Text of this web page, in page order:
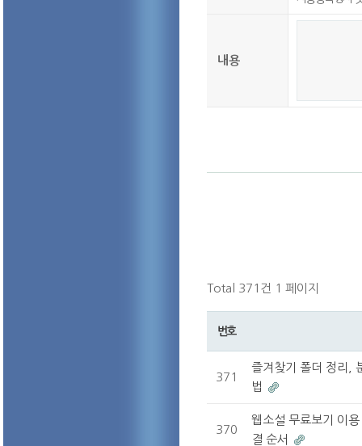
내용
Total 371건 1 페이지
번호
371
즐겨찾기 폴더 정리,
법
370
웹소설 무료보기 이
결 순서